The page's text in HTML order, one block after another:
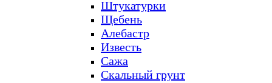
Штукатурки
Щебень
Алебастр
Известь
Сажа
Скальный грунт